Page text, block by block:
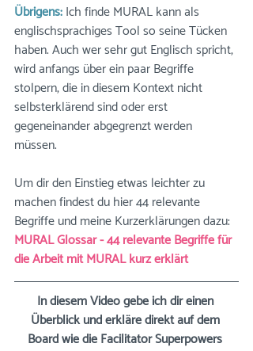
Übrigens: Ich findeMURAL kann als
englischsprachiges Tool so seine Tücken
haben. Auch wer sehr gut Englisch spricht,
wird anfangs über ein paar Begriffe
stolpern, die in diesem Kontext nicht
selbsterklärend sind oder erst
gegeneinander abgegrenzt werden
müssen.
Um dir den Einstieg etwas leichter zu
machen findest du hier 44 relevante
Begriffe und meine Kurzerklärungen dazu:
MURAL Glossar - 44 relevante Begriffe für
die Arbeit mit MURAL kurz erklärt
In diesem Video gebe ich dir einen
Überblick und erkläre direkt auf dem
Board wie die Facilitator Superpowers